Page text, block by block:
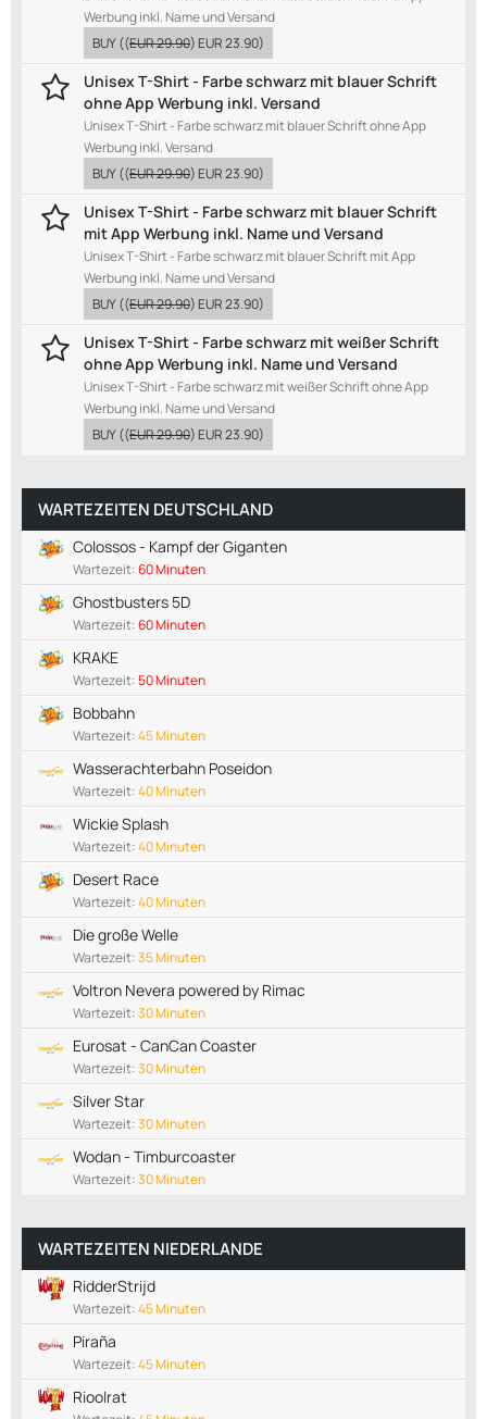
Werbung inkl. Name und Versand
BUY((EUR 29.90)EUR 23.90)
Unisex T-Shirt - Farbe schwarz mit blauer Schrift
ohne App Werbung inkl. Versand
Unisex T-Shirt - Farbe schwarz mit blauer Schrift ohne App
Werbung inkl. Versand
BUY((EUR 29.90)EUR 23.90)
Unisex T-Shirt - Farbe schwarz mit blauer Schrift
mit App Werbung inkl. Name und Versand
Unisex T-Shirt - Farbe schwarz mit blauer Schrift mit App
Werbung inkl. Name und Versand
BUY((EUR 29.90)EUR 23.90)
Unisex T-Shirt - Farbe schwarz mit weißer Schrift
ohne App Werbung inkl. Name und Versand
Unisex T-Shirt - Farbe schwarz mit weißer Schrift ohne App
Werbung inkl. Name und Versand
BUY((EUR 29.90)EUR 23.90)
WARTEZEITEN DEUTSCHLAND
Colossos - Kampf der Giganten
Wartezeit:60 Minuten
Ghostbusters 5D
Wartezeit:60 Minuten
KRAKE
Wartezeit:50 Minuten
Bobbahn
Wartezeit:45 Minuten
Wasserachterbahn Poseidon
Wartezeit:40 Minuten
Wickie Splash
Wartezeit:40 Minuten
Desert Race
Wartezeit:40 Minuten
Die große Welle
Wartezeit:35 Minuten
Voltron Nevera powered by Rimac
Wartezeit:30 Minuten
Eurosat - CanCan Coaster
Wartezeit:30 Minuten
Silver Star
Wartezeit:30 Minuten
Wodan - Timburcoaster
Wartezeit:30 Minuten
WARTEZEITEN NIEDERLANDE
RidderStrijd
Wartezeit:45 Minuten
Piraña
Wartezeit:45 Minuten
Rioolrat